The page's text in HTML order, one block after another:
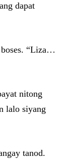
dapat
“Liza…
nitong
lalo siyang
tanod.